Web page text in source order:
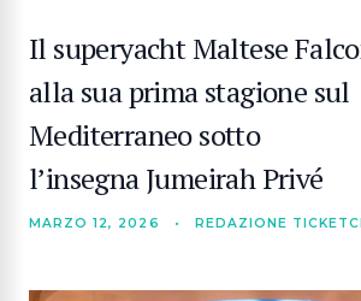
Il superyacht Maltese
alla sua prima stagione sul
Mediterraneo sotto
l’insegna Jumeirah Privé
MARZO 12, 2026 • REDAZIONE